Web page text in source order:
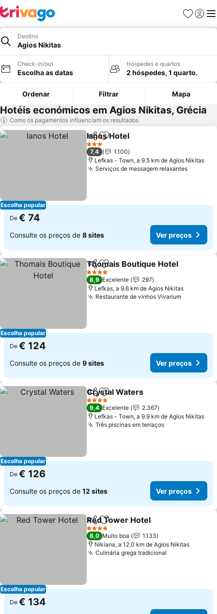
Favoritos
Iniciar
Destino
Agios Nikitas
Check-in/out
Escolha as datas
Hóspedes e quartos
2 hóspedes, 1 quarto.
Ordenar Filtrar Mapa
Hotéis económicos em Agios Nikitas, Grécia
Como os pagamentos influenciam os resultados
Escolha popular
PartilharAdicionar aos favoritos
Ianos Hotel
3 Estrelas
7,4
1.100
Lefkas - Town, a 9.5 km de Agios Nikitas
Serviços de massagem relaxantesVer
De € 74
Consulte os preços de 8 sites Ver preços
Escolha popular
PartilharAdicionar aos favoritos
Thomais Boutique Hotel
4 Estrelas
8,9 Excelente
297
Lefkas, a 9.6 km de Agios Nikitas
Restaurante de vinhos VivariumVer
De € 124
Consulte os preços de 9 sites Ver preços
Escolha popular
PartilharAdicionar aos favoritos
Crystal Waters
4 Estrelas
9,4 Excelente
2.367
Lefkas - Town, a 9.9 km de Agios Nikitas
Três piscinas em terraçosVer preços
De € 126
Consulte os preços de 12 sites Ver preços
Escolha popular
PartilharAdicionar aos favoritos
Red Tower Hotel
4 Estrelas
8,0 Muito boa
1.133
Nikiana, a 12.0 km de Agios Nikitas
Culinária grega tradicional
De € 134